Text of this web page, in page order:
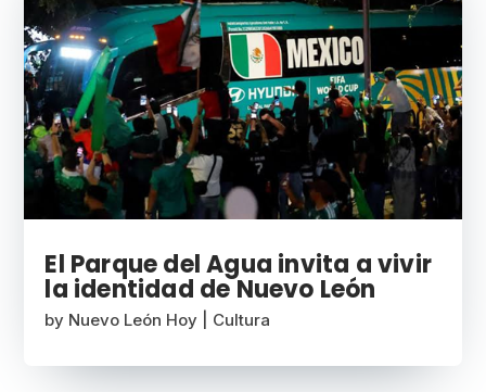
El Parque del Agua invita a vivir
la identidad de Nuevo León
by Nuevo León Hoy Cultura